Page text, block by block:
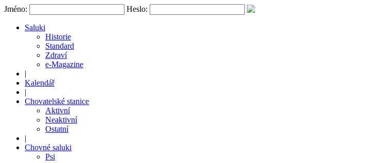
Jméno: Heslo:
Saluki
Historie
Standard
Zdraví
e-Magazine
|
Kalendář
|
Chovatelské stanice
Aktivní
Neaktivní
Ostatní
|
Chovné saluki
Psi